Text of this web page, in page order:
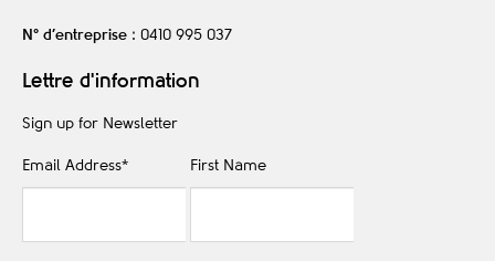
N° d’entreprise : 0410 995 037
Lettre d'information
Sign up for Newsletter
Email Address* First Name